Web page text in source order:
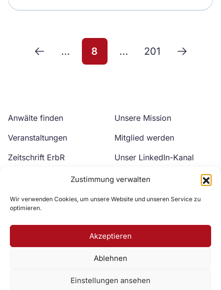
Zustimmung verwalten
Wir verwenden Cookies, um unsere Website und unseren Service zu
optimieren.
Akzeptieren
Ablehnen
Einstellungen ansehen
... 8 ... 201
Anwälte finden
Veranstaltungen
Zeitschrift ErbR
Unsere Mission
Mitglied werden
Unser LinkedIn-Kanal
Unser YouTube-Kanal
Zur DAV Webseite